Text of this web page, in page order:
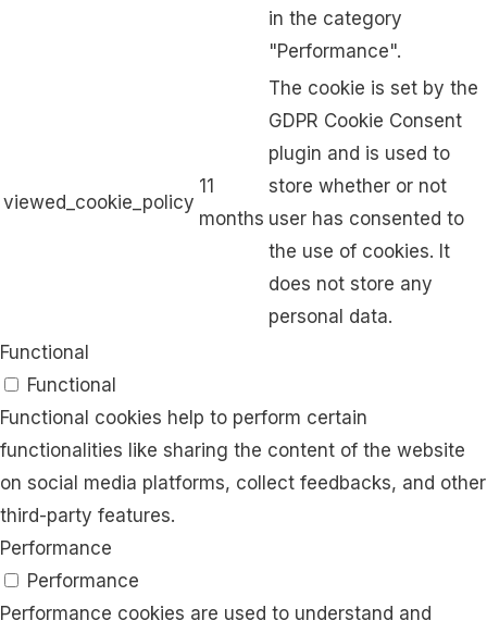
in the category
"Performance".
viewed_cookie_policy
11
months
The cookie is set by the
GDPR Cookie Consent
plugin and is used to
store whether or not
user has consented to
the use of cookies. It
does not store any
personal data.
Functional
Functional
Functional cookies help to perform certain
functionalities like sharing the content of the website
on social media platforms, collect feedbacks, and other
third-party features.
Performance
Performance
Performance cookies are used to understand and